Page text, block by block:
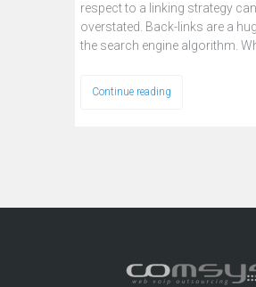
respect to a linking strategy
overstated. Back-links are a
the search engine algorithm.
Continue reading